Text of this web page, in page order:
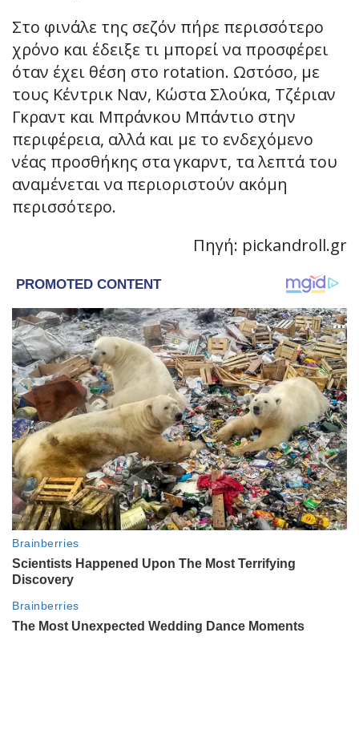
Στο φινάλε της σεζόν πήρε περισσότερο
χρόνο και έδειξε τι μπορεί να προσφέρει
όταν έχει θέση στο rotation. Ωστόσο, με
τους Κέντρικ Ναν, Κώστα Σλούκα, Τζέριαν
Γκραντ και Μπράνκου Μπάντιο στην
περιφέρεια, αλλά και με το ενδεχόμενο
νέας προσθήκης στα γκαρντ, τα λεπτά του
αναμένεται να περιοριστούν ακόμη
περισσότερο.
Πηγή: pickandroll.gr